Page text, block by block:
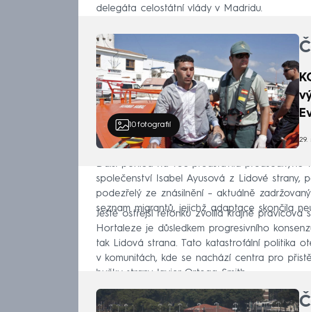
delegáta celostátní vlády v Madridu.
10fotografií
29.
Další pohled na věc představila předsedkyně
společenství Isabel Ayusová z Lidové strany,
podezřelý ze znásilnění – aktuálně
seznam migrantů, jejichž adaptace skončila
Ještě ostřejší rétoriku zvolila krajně pravicová
Hortaleze je důsledkem progresivního
tak Lidová strana. Tato katastrofální politika
v komunitách, kde se nachází centra pro
buňky strany Javier Ortega Smith.